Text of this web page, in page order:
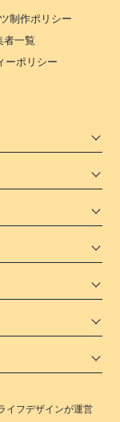
制作ポリシー
者一覧
ーポリシー
イフデザインが運営